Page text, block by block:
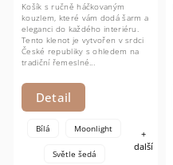
Detail
Košík s ručně háčkovaným
kouzlem, které vám dodá šarm a
eleganci do každého interiéru.
Tento klenot je vytvořen v srdci
České republiky s ohledem na
tradiční řemeslné...
Bílá Moonlight
Světle šedá
+
další